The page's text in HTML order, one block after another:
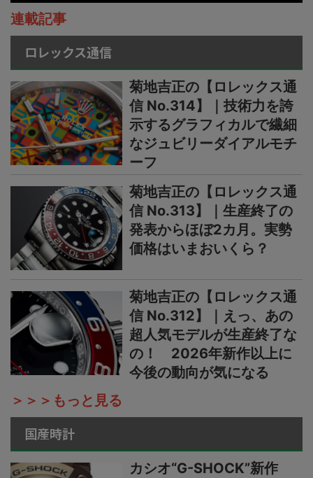
連載記事
ロレックス通信
菊地吉正の【ロレックス通
信 No.314】｜技術力を誇
示するグラフィカルで繊細
なジュビリーダイアルモチ
ーフ
菊地吉正の【ロレックス通
信 No.313】｜生産終了の
発表からほぼ2カ月。実勢
価格はいまおいくら？
菊地吉正の【ロレックス通
信 No.312】｜えっ、あの
超人気モデルが生産終了な
の！ 2026年新作以上に
今後の動向が気になる
＞＞＞もっと見る
国産時計
カシオ“G-SHOCK”新作